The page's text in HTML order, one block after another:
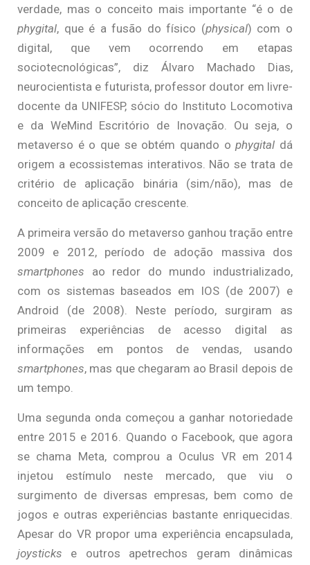
verdade, mas o conceito mais importante “é o de
phygital, que é a fusão do físico (physical) com o
digital, que vem ocorrendo em etapas
sociotecnológicas”, diz Álvaro Machado Dias,
neurocientista e futurista, professor doutor em livre-
docente da UNIFESP, sócio do Instituto Locomotiva
e da WeMind Escritório de Inovação. Ou seja, o
metaverso é o que se obtém quando ophygital dá
origem a ecossistemas interativos. Não se trata de
critério de aplicação binária (sim/não), mas de
conceito de aplicação crescente.
A primeira versão do metaverso ganhou tração entre
2009 e 2012, período de adoção massiva dos
smartphones ao redor do mundo industrializado,
com os sistemas baseados em IOS (de 2007) e
Android (de 2008). Neste período, surgiram as
primeiras experiências de acesso digital as
informações em pontos de vendas, usando
smartphones, mas que chegaram ao Brasil depois de
um tempo.
Uma segunda onda começou a ganhar notoriedade
entre 2015 e 2016. Quando o Facebook, que agora
se chama Meta, comprou a Oculus VR em 2014
injetou estímulo neste mercado, que viu o
surgimento de diversas empresas, bem como de
jogos e outras experiências bastante enriquecidas.
Apesar do VR propor uma experiência encapsulada,
joysticks e outros apetrechos geram dinâmicas